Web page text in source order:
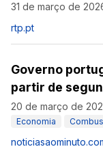
31 de março de
rtp.pt
Governo
partir de
20 de março de
Economia